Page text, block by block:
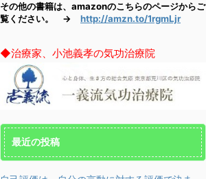
その他の書籍は、amazonのこちらのページからご
覧ください。 → http://amzn.to/1rgmLjr
◆治療家、小池義孝の気功治療院
最近の投稿